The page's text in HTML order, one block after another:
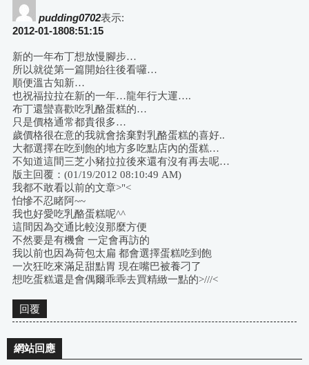
pudding0702表示:
2012-01-1808:51:15
新的一年布丁想放慢腳步…
所以就從第一篇開始往後看囉…
順便溫古知新…
也祝福拉拉在新的一年…龍年行大運….
布丁還蠻喜歡吃乳酪蛋糕的…
只是價格通常都貴很多…
歲價格很在意的我就會捨棄對乳酪蛋糕的喜好..
大都選擇在吃到飽的地方多吃點店內的蛋糕…
不知道這間三芝小豬拉拉後來還有沒有再去呢…
版主回覆：(01/19/2012 08:10:49 AM)
我都不敢看以前的文章>"<
怕慘不忍睹阿~~
我也好愛吃乳酪蛋糕呢^^
這間因為交通比較沒那麼方便
不然要是有機會 一定會再訪的
我以前也因為荷包太扁 都會選擇蛋糕吃到飽
一次狂吃來滿足甜點胃 現在嘴巴被養刁了
想吃蛋糕還是會偶爾乖乖去買精緻一點的>///<
回覆
網站回應